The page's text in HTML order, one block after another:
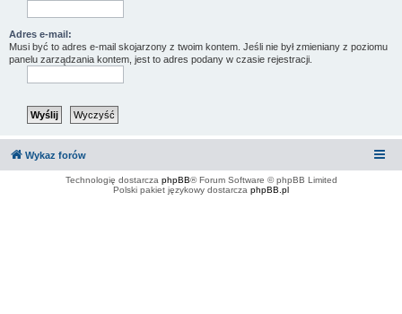
Adres e-mail:
Musi być to adres e-mail skojarzony z twoim kontem. Jeśli nie był zmieniany z poziomu
panelu zarządzania kontem, jest to adres podany w czasie rejestracji.
Wykaz forów
Technologię dostarcza phpBB® Forum Software © phpBB Limited
Polski pakiet językowy dostarcza phpBB.pl